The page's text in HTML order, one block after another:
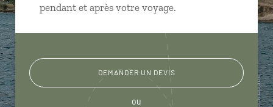
pendant et après votre voyage.
DEMANDER UN DEVIS
ou